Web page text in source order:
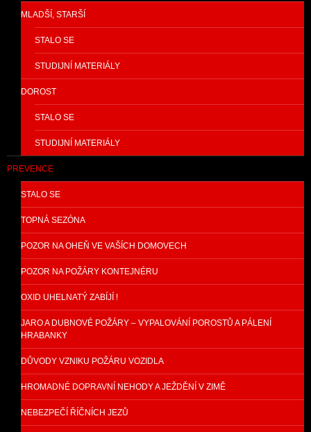
MLADŠÍ, STARŠÍ
STALO SE
STUDIJNÍ MATERIÁLY
DOROST
STALO SE
STUDIJNÍ MATERIÁLY
PREVENCE
STALO SE
TOPNÁ SEZÓNA
POZOR NA OHEŇ VE VAŠÍCH DOMOVECH
POZOR NA POŽÁRY KONTEJNÉRU
OXID UHELNATÝ ZABÍJÍ !
JARO A DUBNOVÉ POŽÁRY – VYPALOVÁNÍ POROSTŮ A PÁLENÍ
HRABANKY
DŮVODY VZNIKU POŽÁRU VOZIDLA
HROMADNÉ DOPRAVNÍ NEHODY A JEŽDĚNÍ V ZIMĚ
NEBEZPEČÍ ŘÍČNÍCH JEZŮ